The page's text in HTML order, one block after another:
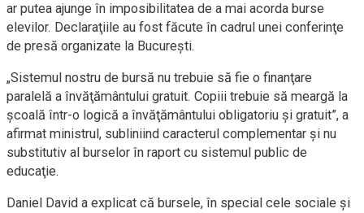
ar putea ajunge în imposibilitatea de a mai acorda burse
elevilor. Declaraţiile au fost făcute în cadrul unei conferinţe
de presă organizate la Bucureşti.
„Sistemul nostru de bursă nu trebuie să fie o finanţare
paralelă a învăţământului gratuit. Copiii trebuie să meargă la
şcoală într-o logică a învăţământului obligatoriu şi gratuit”, a
afirmat ministrul, subliniind caracterul complementar şi nu
substitutiv al burselor în raport cu sistemul public de
educaţie.
Daniel David a explicat că bursele, în special cele sociale şi